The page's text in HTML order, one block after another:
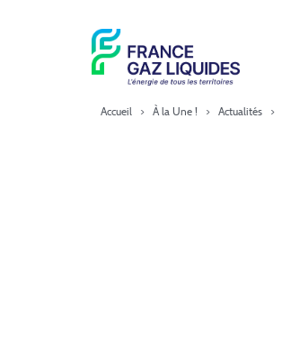
Accueil > À la Une ! > Actualités >